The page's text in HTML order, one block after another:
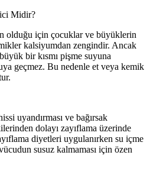
Midir?
olduğu için çocuklar ve büyüklerin
kalsiyumdan zengindir. Ancak
bir kısmı pişme suyuna
geçmez. Bu nedenle et veya kemik
uyandırması ve bağırsak
dolayı zayıflama üzerinde
diyetleri uygulanırken su içme
susuz kalmaması için özen